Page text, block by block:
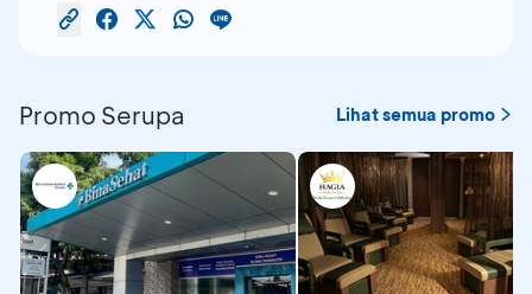
Promo Serupa Lihat semua promo